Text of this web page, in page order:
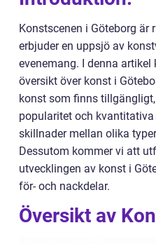
Konstscenen i Göteborg är
erbjuder en uppsjö av
evenemang. I denna
översikt över konst i
konst som finns
popularitet och
skillnader mellan olika
Dessutom kommer vi att
utvecklingen av konst i
för- och nackdelar.
Översikt av